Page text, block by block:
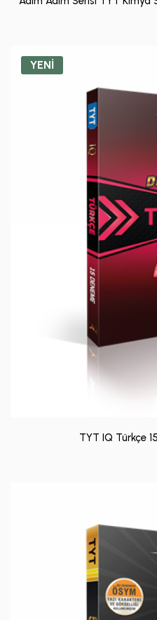
YENİ
TYT IQ Türkçe